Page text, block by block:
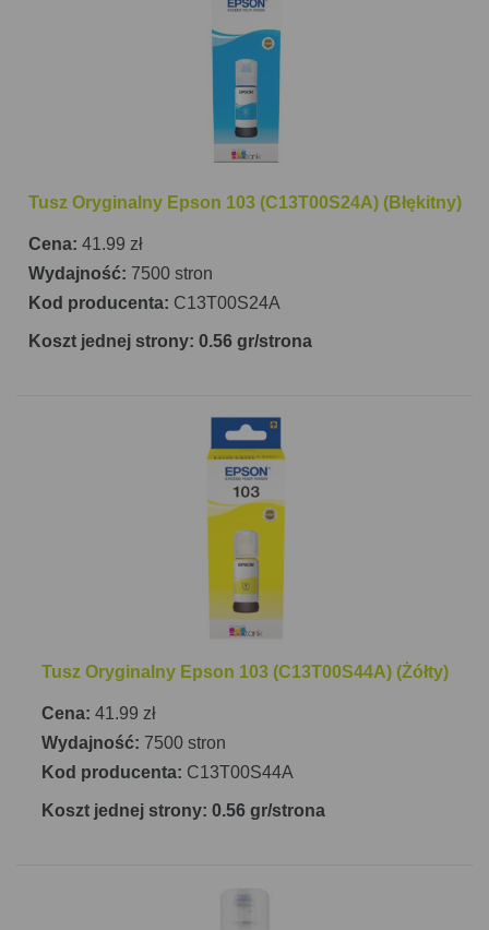
Tusz Oryginalny Epson 103 (C13T00S24A) (Błękitny)
Cena: 41.99 zł
Wydajność: 7500 stron
Kod producenta: C13T00S24A
Koszt jednej strony: 0.56 gr/strona
Tusz Oryginalny Epson 103 (C13T00S44A) (Żółty)
Cena: 41.99 zł
Wydajność: 7500 stron
Kod producenta: C13T00S44A
Koszt jednej strony: 0.56 gr/strona